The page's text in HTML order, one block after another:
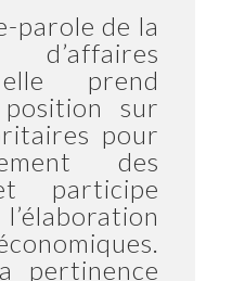
parole de la
d’affaires
elle prend
sur
pour
des
participe
pertinence